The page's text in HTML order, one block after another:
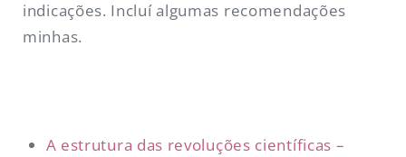
indicações. Incluí algumas recomendações
minhas.
A estrutura das revoluções científicas –